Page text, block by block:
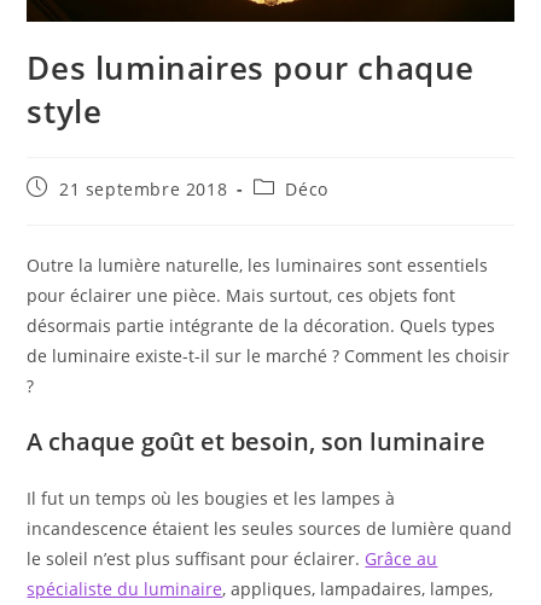
Des luminaires pour chaque
style
Publication
21 septembre 2018
PostDéco
Outre la lumière naturelle, les luminaires sont essentiels
pour éclairer une pièce. Mais surtout, ces objets font
désormais partie intégrante de la décoration. Quels types
de luminaire existe-t-il sur le marché ? Comment les choisir
?
A chaque goût et besoin, son luminaire
Il fut un temps où les bougies et les lampes à
incandescence étaient les seules sources de lumière quand
le soleil n’est plus suffisant pour éclairer. Grâce au
spécialiste du luminaire, appliques, lampadaires, lampes,